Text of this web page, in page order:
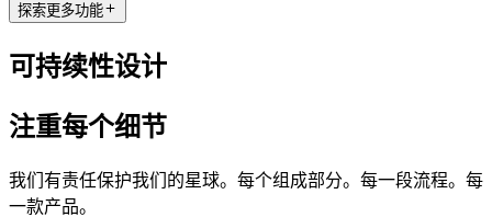
探索更多功能
可持续性设计
注重每个细节
我们有责任保护我们的星球。每个组成部分。每一段流程。每
一款产品。